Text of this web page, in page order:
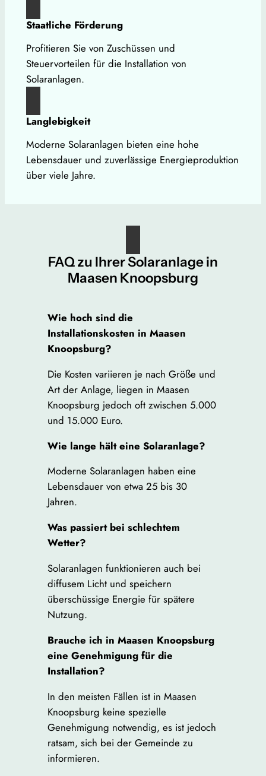
Staatliche Förderung
Profitieren Sie von Zuschüssen und
Steuervorteilen für die Installation von
Solaranlagen.
Langlebigkeit
Moderne Solaranlagen bieten eine hohe
Lebensdauer und zuverlässige Energieproduktion
über viele Jahre.
FAQ zu Ihrer Solaranlage in
Maasen Knoopsburg
Wie hoch sind die
Installationskosten in Maasen
Knoopsburg?
Die Kosten variieren je nach Größe und
Art der Anlage, liegen in Maasen
Knoopsburg jedoch oft zwischen 5.000
und 15.000 Euro.
Wie lange hält eine Solaranlage?
Moderne Solaranlagen haben eine
Lebensdauer von etwa 25 bis 30
Jahren.
Was passiert bei schlechtem
Wetter?
Solaranlagen funktionieren auch bei
diffusem Licht und speichern
überschüssige Energie für spätere
Nutzung.
Brauche ich in Maasen Knoopsburg
eine Genehmigung für die
Installation?
In den meisten Fällen ist in Maasen
Knoopsburg keine spezielle
Genehmigung notwendig, es ist jedoch
ratsam, sich bei der Gemeinde zu
informieren.